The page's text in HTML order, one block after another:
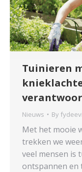
Tuinieren
Nieuws By
Met het mooie
trekken we
veel mensen is
ontspannen en